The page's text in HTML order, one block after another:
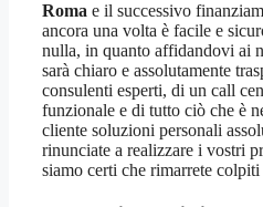
Roma e il successivo
ancora una volta è facile e
nulla, in quanto affidandovi ai
sarà chiaro e assolutamente
consulenti esperti, di un call
funzionale e di tutto ciò che è
cliente soluzioni personali
rinunciate a realizzare i vostri
siamo certi che rimarrete